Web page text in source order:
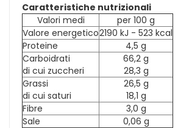
Caratteristiche nutrizionali
Valori medi
per 100 g
Valore energetico2190 kJ - 523 kcal
Proteine
4,5 g
Carboidrati
di cui zuccheri
66,2 g
28,3 g
Grassi
di cui saturi
26,5 g
18,1 g
Fibre
3,0 g
Sale
0,06 g